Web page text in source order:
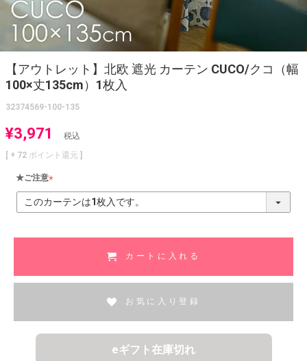
【アウトレット】北欧 遮光 カーテン CUCO/クコ（幅
100×丈135cm）1枚入
32374569-100-135
¥3,971
税込
[ + 72 ポイント還元 ]
★ご注意
(
必
カートに入れる
お気に入り登録
eギフト在庫切れ